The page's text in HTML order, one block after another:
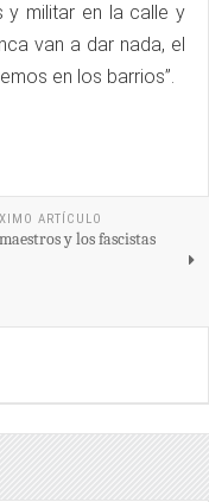
y militar en la calle y
van a dar nada, el
en los barrios”.
ARTÍCULO
y los fascistas